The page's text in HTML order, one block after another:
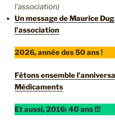
l’association)
Un message de Maurice
l’association
2026, année des 50 ans !
Fêtons ensemble
Médicaments
Et aussi, 2016: 40 ans !!!